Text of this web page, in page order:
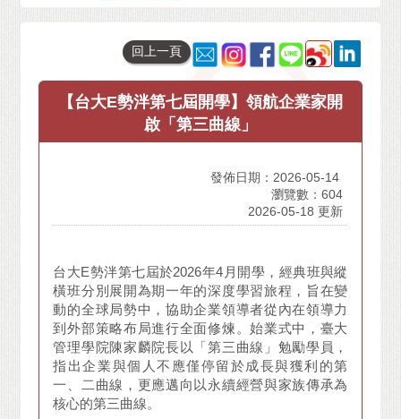
回上一頁
【台大E勢泮第七屆開學】領航企業家開
啟「第三曲線」
發佈日期：2026-05-14
瀏覽數：604
2026-05-18 更新
台大E勢泮第七屆於2026年4月開學，經典班與縱
橫班分別展開為期一年的深度學習旅程，旨在變
動的全球局勢中，協助企業領導者從內在領導力
到外部策略布局進行全面修煉。始業式中，臺大
管理學院陳家麟院長以「第三曲線」勉勵學員，
指出企業與個人不應僅停留於成長與獲利的第
一、二曲線，更應邁向以永續經營與家族傳承為
核心的第三曲線。